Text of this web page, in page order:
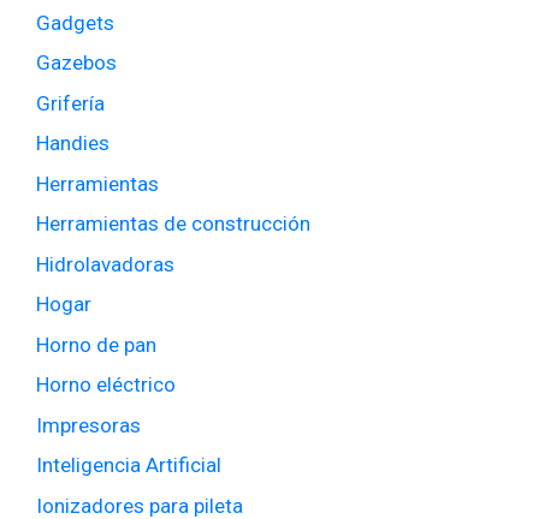
Gadgets
Gazebos
Grifería
Handies
Herramientas
Herramientas de construcción
Hidrolavadoras
Hogar
Horno de pan
Horno eléctrico
Impresoras
Inteligencia Artificial
Ionizadores para pileta